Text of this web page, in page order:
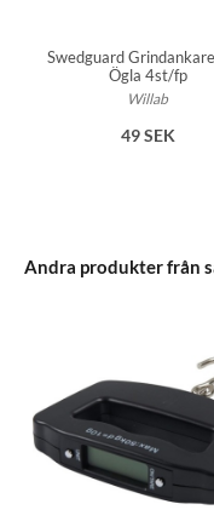
Swedguard
Ögla 4st/fp
Willab
49 SEK
Andra produkter från